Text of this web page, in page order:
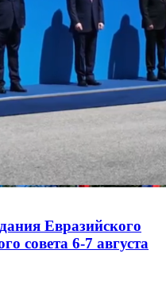
Евразийского
совета 6-7 августа